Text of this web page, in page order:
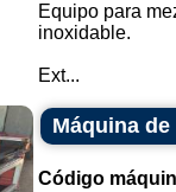
Equipo para
inoxidable.
Ext...
Máquina
Código